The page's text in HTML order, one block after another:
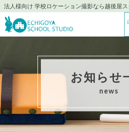
法人様向け 学校ロケーション撮影なら越後屋
お知らせ
news